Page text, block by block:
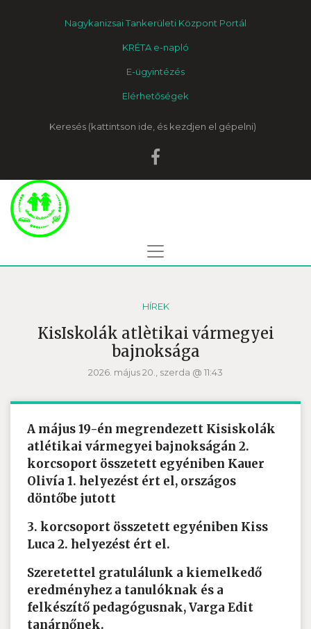
Nagykanizsai Tankerületi Központ Portál
KRÉTA e-napló
E-ügyintézés
Elérhetőségek
Keresés
HÍREK
KisIskolák atlètikai vármegyei
bajnoksága
2026. május 20., szerda @ 11:43
A május 19-én megrendezett Kisiskolák
atlétikai vármegyei bajnokságán 2.
korcsoport összetett egyéniben Kauer
Olivía 1. helyezést ért el, országos
döntőbe jutott
3. korcsoport összetett egyéniben Kiss
Luca 2. helyezést ért el.
Szeretettel gratulálunk a kiemelkedő
eredményhez a tanulóknak és a
felkészítő pedagógusnak, Varga Edit
tanárnőnek.